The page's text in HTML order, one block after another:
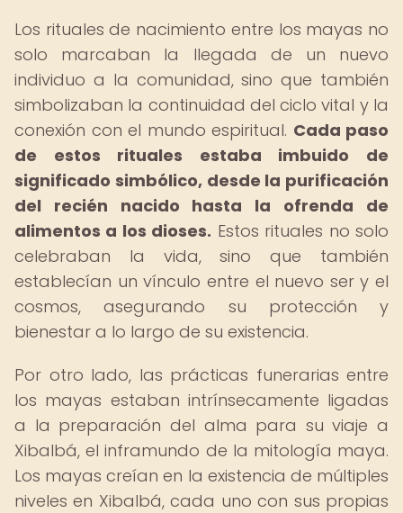
Los rituales de nacimiento entre los mayas no
solo marcaban la llegada de un nuevo
individuo a la comunidad, sino que también
simbolizaban la continuidad del ciclo vital y la
conexión con el mundo espiritual. Cada paso
de estos rituales estaba imbuido de
significado simbólico, desde la purificación
del recién nacido hasta la ofrenda de
alimentos a los dioses. Estos rituales no solo
celebraban la vida, sino que también
establecían un vínculo entre el nuevo ser y el
cosmos, asegurando su protección y
bienestar a lo largo de su existencia.
Por otro lado, las prácticas funerarias entre
los mayas estaban intrínsecamente ligadas
a la preparación del alma para su viaje a
Xibalbá, el inframundo de la mitología maya.
Los mayas creían en la existencia de múltiples
niveles en Xibalbá, cada uno con sus propias